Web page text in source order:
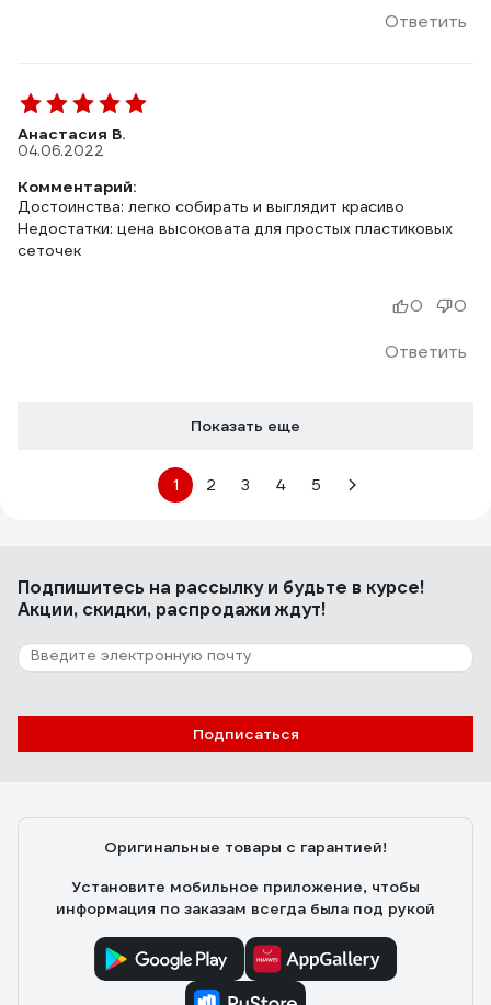
Ответить
Анастасия В.
04.06.2022
Комментарий:
Достоинства: легко собирать и выглядит красиво
Недостатки: цена высоковата для простых пластиковых
сеточек
Ответить
0 0
Показать еще
1 2 3 4 5
Подпишитесь на рассылкуи будьте в курсе!
Акции, скидки, распродажи ждут!
Подписаться
Оригинальные товары с гарантией!
Установите мобильное приложение, чтобы
информация по заказам всегда была под рукой